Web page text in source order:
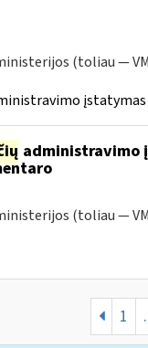
(toliau ―
įstatymas
administravimo
(toliau —
1